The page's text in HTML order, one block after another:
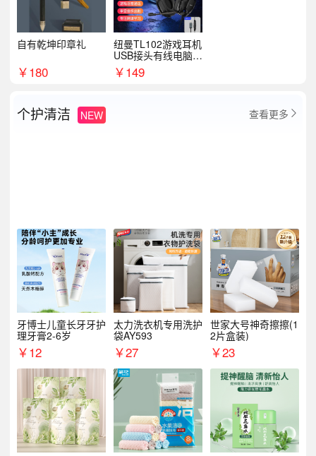
自有乾坤印章礼
￥180
纽曼TL102游戏耳机
USB接头有线电脑耳
机耳麦
￥149
个护清洁 NEW 查看更多 
牙博士儿童长牙牙护
理牙膏2-6岁
￥12
太力洗衣机专用洗护
袋AY593
￥27
世家大号神奇擦擦(1
2片盒装)
￥23